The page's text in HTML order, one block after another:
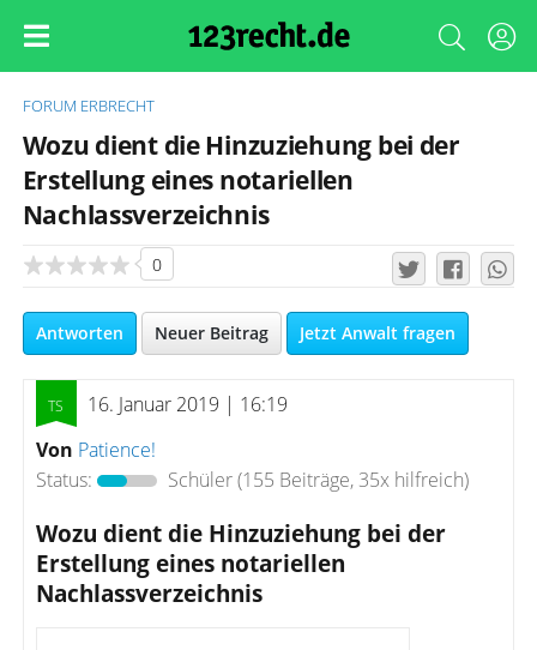
FORUM ERBRECHT
Wozu dient die Hinzuziehung bei der
Erstellung eines notariellen
Nachlassverzeichnis
0
Antworten Neuer Beitrag Jetzt Anwalt fragen
16. Januar 2019 | 16:19
Von Patience!
Status:
Schüler(155 Beiträge, 35x hilfreich)
Wozu dient die Hinzuziehung bei der
Erstellung eines notariellen
Nachlassverzeichnis